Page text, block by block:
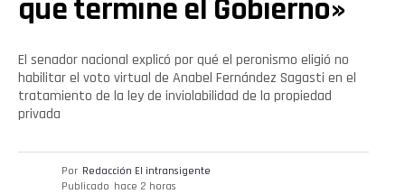
que termine el Gobierno»
El senador nacional explicó por qué el peronismo eligió no
habilitar el voto virtual de Anabel Fernández Sagasti en el
tratamiento de la ley de inviolabilidad de la propiedad
privada
Por Redacción El intransigente
Publicado hace 2 horas